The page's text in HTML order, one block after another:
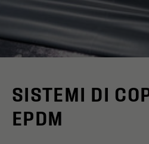
SISTEMI DI
EPDM